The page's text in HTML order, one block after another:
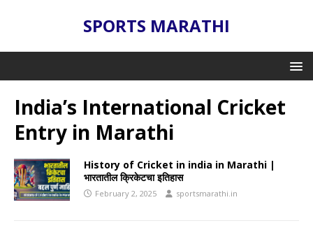
SPORTS MARATHI
India’s International Cricket
Entry in Marathi
History of Cricket in india in Marathi |
भारतातील क्रिकेटचा इतिहास
February 2, 2025 sportsmarathi.in